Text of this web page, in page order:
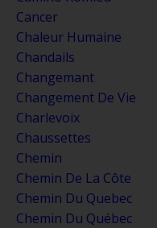
Cancer
Chaleur Humaine
Chandails
Changemant
Changement De Vie
Charlevoix
Chaussettes
Chemin
Chemin De La Côte
Chemin Du Quebec
Chemin Du Québec